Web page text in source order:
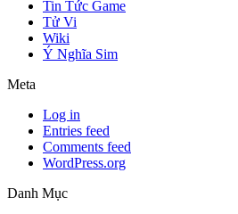
Tin Tức Game
Tử Vi
Wiki
Ý Nghĩa Sim
Meta
Log in
Entries feed
Comments feed
WordPress.org
Danh Mục